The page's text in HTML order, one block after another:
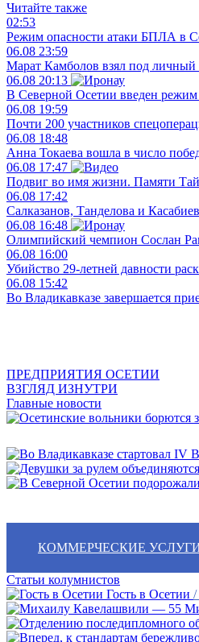
Читайте также
02:53
Режим опасности атаки БПЛА в
06.08 23:59
Марат Камболов взял под личный
06.08 20:13
В Северной Осетии введен режим
06.08 19:59
Почти 200 участников
06.08 18:48
Анна Токаева вошла в число
06.08 17:47
Подвиг во имя жизни. Памяти
06.08 17:42
Салказанов, Танделова и
06.08 16:48
Олимпийский чемпион Сослан
06.08 16:00
Убийство 29-летней давности
06.08 15:42
Во Владикавказе завершается
ПРЕДПРИЯТИЯ ОСЕТИИ
ВЗГЛЯД ИЗНУТРИ
Главные новости
КОММЕРЧЕСКИЕ
Статьи колумнистов
Гость в Осетии /